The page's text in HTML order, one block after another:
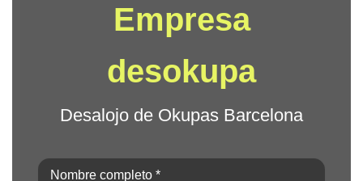
Empresa
desokupa
Desalojo de Okupas Barcelona
Nombre